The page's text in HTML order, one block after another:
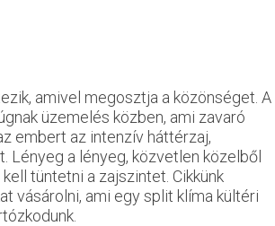
amivel megosztja a közönséget. A
üzemelés közben, ami zavaró
embert az intenzív háttérzaj,
Lényeg a lényeg, közvetlen közelből
tüntetni a zajszintet. Cikkünk
vásárolni, ami egy split klíma kültéri